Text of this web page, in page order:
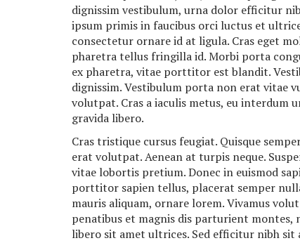
dignissim vestibulum, urna dolor efficitur
ipsum primis in faucibus orci luctus et
consectetur ornare id at ligula. Cras eget
pharetra tellus fringilla id. Morbi porta
ex pharetra, vitae porttitor est blandit.
dignissim. Vestibulum porta non erat vitae
volutpat. Cras a iaculis metus, eu interdum
gravida libero.
Cras tristique cursus feugiat. Quisque
erat volutpat. Aenean at turpis neque.
vitae lobortis pretium. Donec in euismod
porttitor sapien tellus, placerat semper
mauris aliquam, ornare lorem. Vivamus
penatibus et magnis dis parturient montes,
libero sit amet ultrices. Sed efficitur nibh